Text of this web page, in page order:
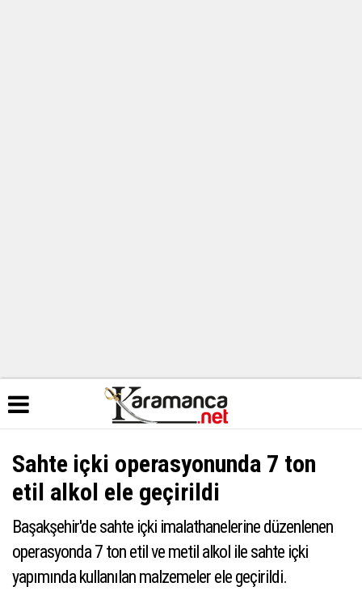
Sahte içki operasyonunda 7 ton
etil alkol ele geçirildi
Başakşehir'de sahte içki imalathanelerine düzenlenen
operasyonda 7 ton etil ve metil alkol ile sahte içki
yapımında kullanılan malzemeler ele geçirildi.